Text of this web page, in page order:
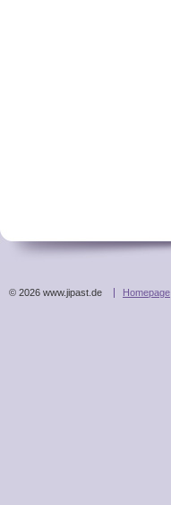
Homepage
© 2026 www.jipast.de